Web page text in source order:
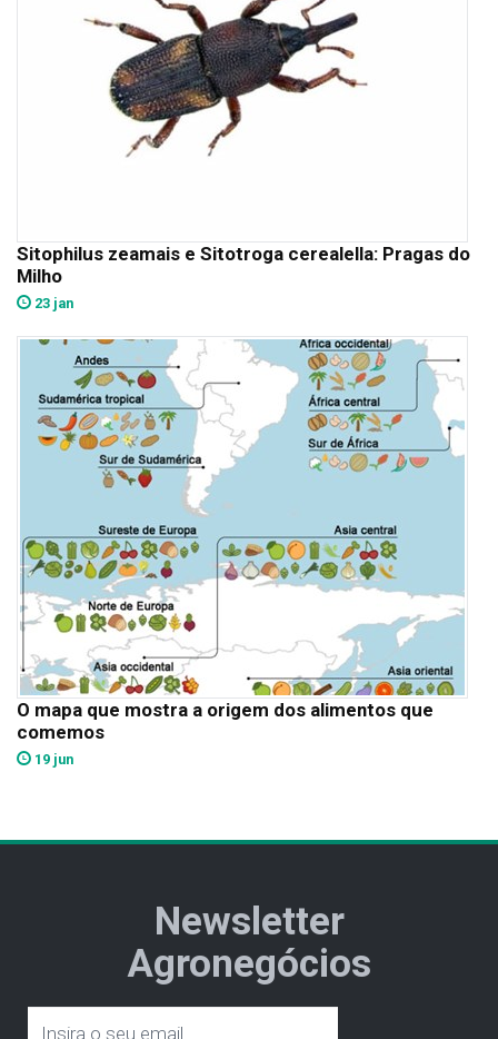
Sitophilus zeamais e Sitotroga cerealella: Pragas do
Milho
23 jan
O mapa que mostra a origem dos alimentos que
comemos
19 jun
Newsletter
Agronegócios